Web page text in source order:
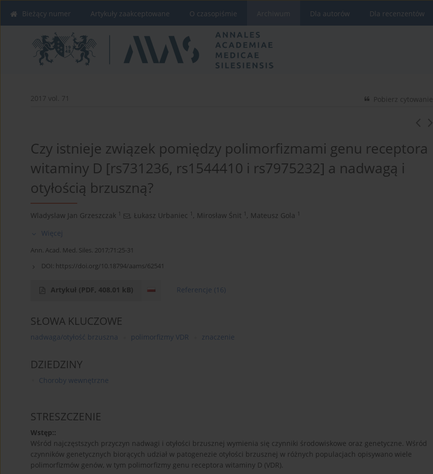
Bieżący numer Artykuły zaakceptowane O czasopiśmie Archiwum Dla autorów Dla recenzentów
2017 vol. 71 Pobierz cytowanie
Czy istnieje związek pomiędzy polimorfizmami genu receptora
witaminy D [rs731236, rs1544410 i rs7975232] a nadwagą i
otyłością brzuszną?
Wladyslaw Jan Grzeszczak 1 , Łukasz Urbaniec 1 , Mirosław Śnit 1 , Mateusz Gola 1
Więcej
Ann. Acad. Med. Siles. 2017;71:25-31
DOI: https://doi.org/10.18794/aams/62541
Artykuł (PDF, 408.01 kB) Referencje (16)
SŁOWA KLUCZOWE
nadwaga/otyłość brzuszna polimorfizmy VDR znaczenie
DZIEDZINY
Choroby wewnętrzne
STRESZCZENIE
Wstęp::
Wśród najczęstszych przyczyn nadwagi i otyłości brzusznej wymienia się czynniki środowiskowe oraz genetyczne. Wśród
czynników genetycznych biorących udział w patogenezie otyłości brzusznej w różnych populacjach opisywano wiele
polimorfizmów genów, w tym polimorfizmy genu receptora witaminy D (VDR).